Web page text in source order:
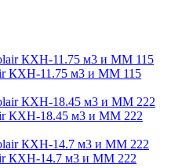
КХН-11.75 м3 и ММ 115
КХН-18.45 м3 и ММ 222
КХН-14.7 м3 и ММ 222